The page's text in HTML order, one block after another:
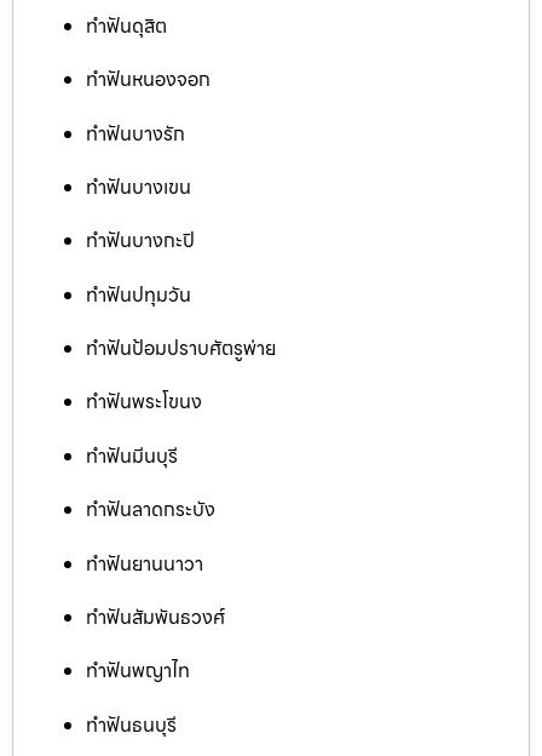
ทำฟันดุสิต
ทำฟันหนองจอก
ทำฟันบางรัก
ทำฟันบางเขน
ทำฟันบางกะปิ
ทำฟันปทุมวัน
ทำฟันป้อมปราบศัตรูพ่าย
ทำฟันพระโขนง
ทำฟันมีนบุรี
ทำฟันลาดกระบัง
ทำฟันยานนาวา
ทำฟันสัมพันธวงศ์
ทำฟันพญาไท
ทำฟันธนบุรี